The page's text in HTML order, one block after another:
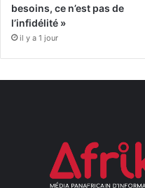
besoins, ce n’est pas de
l’infidélité »
il y a 1 jour